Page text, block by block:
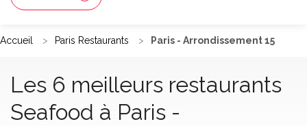
Accueil Paris Restaurants Paris - Arrondissement 15
Les 6 meilleurs restaurants
Seafood à Paris -